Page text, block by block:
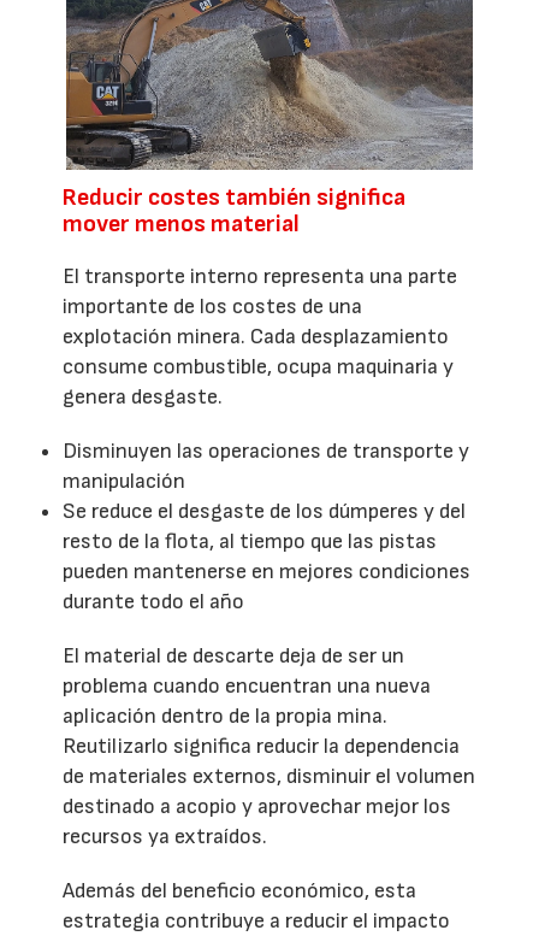
Reducir costes también significa
mover menos material
El transporte interno representa una parte
importante de los costes de una
explotación minera. Cada desplazamiento
consume combustible, ocupa maquinaria y
genera desgaste.
Disminuyen las operaciones de transporte y
manipulación
Se reduce el desgaste de los dúmperes y del
resto de la flota, al tiempo que las pistas
pueden mantenerse en mejores condiciones
durante todo el año
El material de descarte deja de ser un
problema cuando encuentran una nueva
aplicación dentro de la propia mina.
Reutilizarlo significa reducir la dependencia
de materiales externos, disminuir el volumen
destinado a acopio y aprovechar mejor los
recursos ya extraídos.
Además del beneficio económico, esta
estrategia contribuye a reducir el impacto